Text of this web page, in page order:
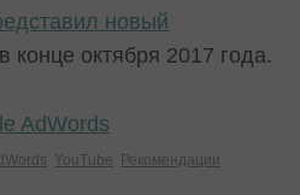
новый
конце октября 2017 года.
AdWords
YouTube Рекомендации